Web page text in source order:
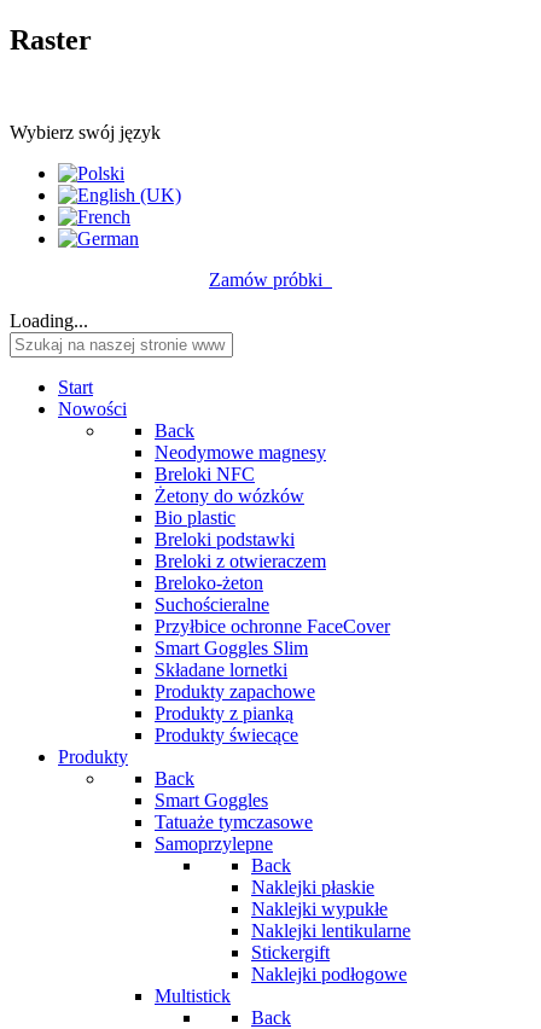
Raster
Wybierz swój język
Zamów próbki
Loading...
Start
Nowości
Back
Neodymowe magnesy
Breloki NFC
Żetony do wózków
Bio plastic
Breloki podstawki
Breloki z otwieraczem
Breloko-żeton
Suchościeralne
Przyłbice ochronne FaceCover
Smart Goggles Slim
Składane lornetki
Produkty zapachowe
Produkty z pianką
Produkty świecące
Produkty
Back
Smart Goggles
Tatuaże tymczasowe
Samoprzylepne
Back
Naklejki płaskie
Naklejki wypukłe
Naklejki lentikularne
Stickergift
Naklejki podłogowe
Multistick
Back